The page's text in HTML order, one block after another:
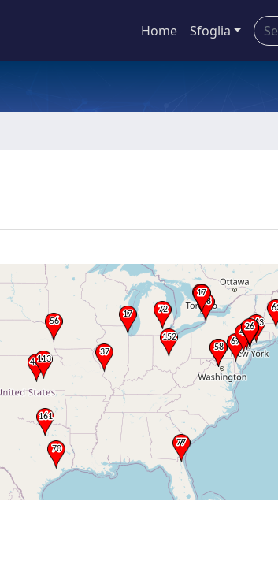
Home Sfoglia